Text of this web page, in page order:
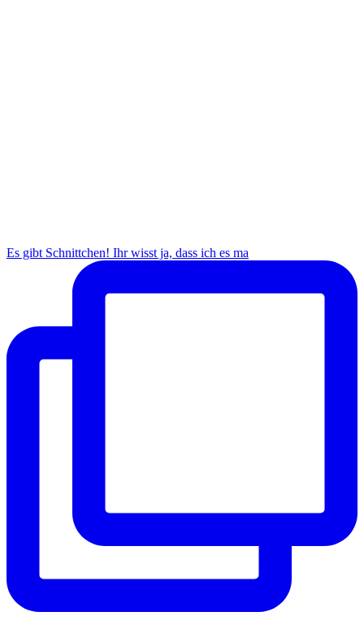
Es gibt Schnittchen! Ihr wisst ja, dass ich es ma